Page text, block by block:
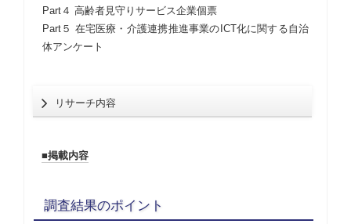
Part４ 高齢者見守りサービス企業個票
Part５ 在宅医療・介護連携推進事業のICT化に関する自治
体アンケート
リサーチ内容
■掲載内容
調査結果のポイント